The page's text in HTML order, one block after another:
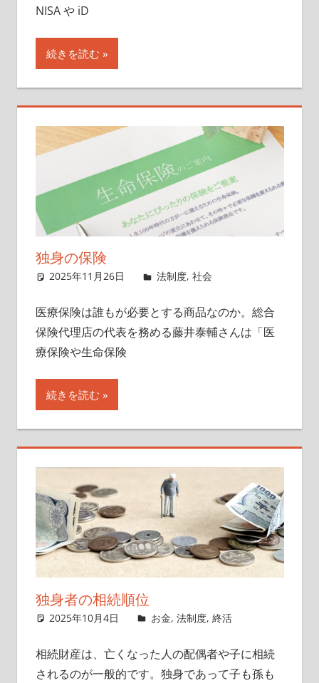
NISA や iD
続きを読む
独身の保険
2025年11月26日 singlelife65
法制度, 社会
医療保険は誰もが必要とする商品なのか。総合
保険代理店の代表を務める藤井泰輔さんは「医
療保険や生命保険
続きを読む
独身者の相続順位
2025年10月4日 singlelife65
お金, 法制度, 終活
相続財産は、亡くなった人の配偶者や子に相続
されるのが一般的です。独身であって子も孫も